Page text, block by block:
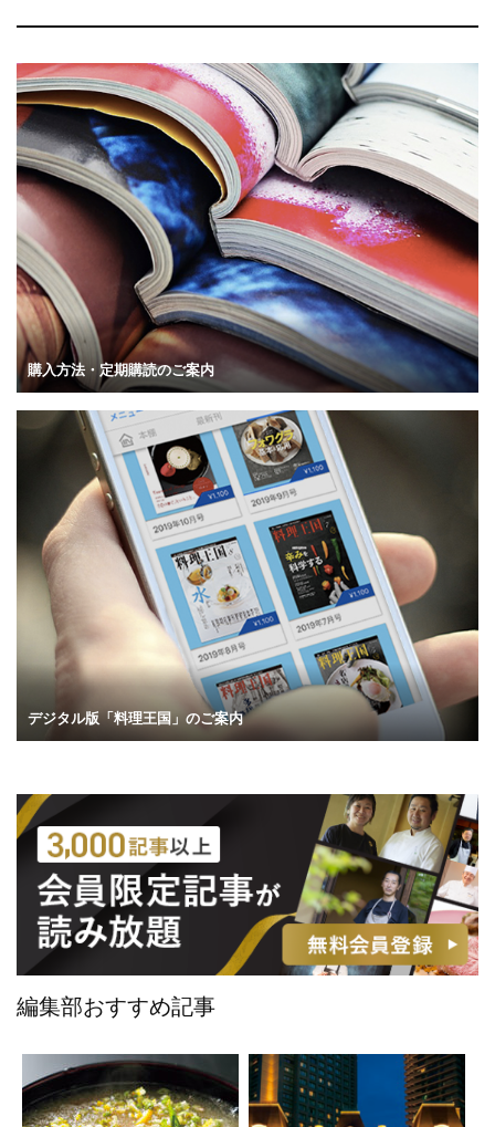
購入方法・定期購読のご案内
デジタル版「料理王国」のご案内
編集部おすすめ記事